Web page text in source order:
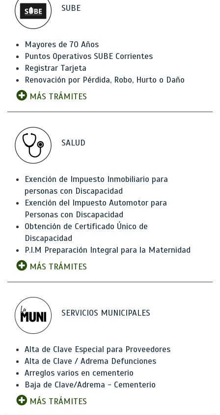
SUBE
Mayores de 70 Años
Puntos Operativos SUBE Corrientes
Registrar Tarjeta
Renovación por Pérdida, Robo, Hurto o Daño
MÁS TRÁMITES
SALUD
Exención de Impuesto Inmobiliario para
personas con Discapacidad
Exención del Impuesto Automotor para
Personas con Discapacidad
Obtención de Certificado Único de
Discapacidad
P.I.M Preparación Integral para la Maternidad
MÁS TRÁMITES
SERVICIOS MUNICIPALES
Alta de Clave Especial para Proveedores
Alta de Clave / Adrema Defunciones
Arreglos varios en cementerio
Baja de Clave/Adrema - Cementerio
MÁS TRÁMITES